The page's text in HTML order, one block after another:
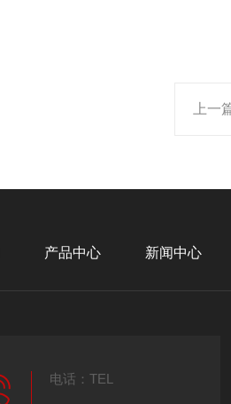
上一
产品中心 新闻中心
电话：TEL